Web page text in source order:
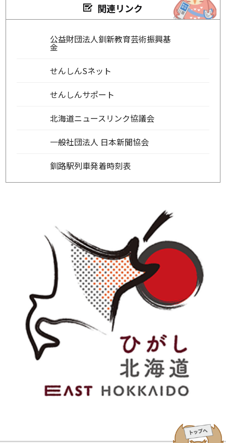
関連リンク
公益財団法人釧新教育芸術振興基
金
せんしんSネット
せんしんサポート
北海道ニュースリンク協議会
一般社団法人 日本新聞協会
釧路駅列車発着時刻表